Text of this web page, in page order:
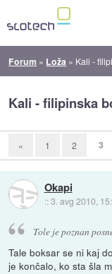
Forum » Loža » Kali -
Kali - filipinska
« 1 2 3
Okapi
::3. avg 2010,
Tole je poznan
Tale boksar se ni kaj
je končalo, ko sta šla